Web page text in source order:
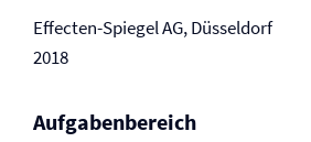
Effecten-Spiegel AG, Düsseldorf
2018
Aufgabenbereich